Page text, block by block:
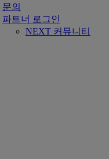
문의
파트너 로그인
NEXT 커뮤니티